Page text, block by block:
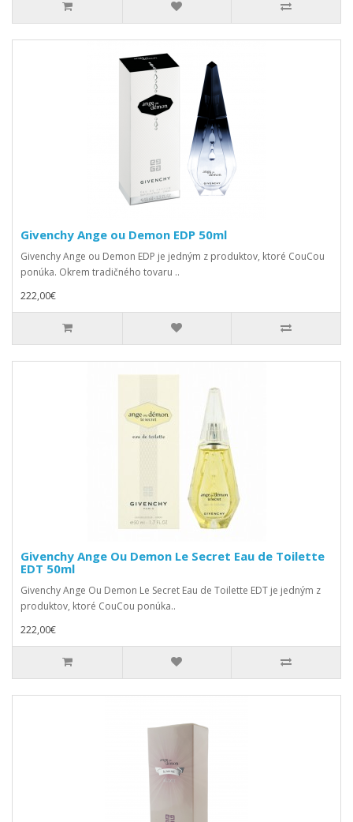
Givenchy Ange ou Demon EDP 50ml
Givenchy Ange ou Demon EDP je jedným z produktov, ktoré CouCou
ponúka. Okrem tradičného tovaru ..
222,00€
Givenchy Ange Ou Demon Le Secret Eau de Toilette
EDT 50ml
Givenchy Ange Ou Demon Le Secret Eau de Toilette EDT je jedným z
produktov, ktoré CouCou ponúka..
222,00€